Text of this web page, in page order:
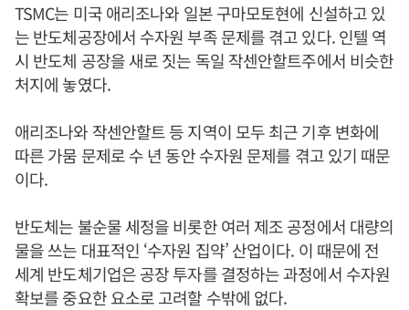
TSMC는 미국 애리조나와 일본 구마모토현에 신설하고 있
는 반도체공장에서 수자원 부족 문제를 겪고 있다. 인텔 역
시 반도체 공장을 새로 짓는 독일 작센안할트주에서 비슷한
처지에 놓였다.
애리조나와 작센안할트 등 지역이 모두 최근 기후 변화에
따른 가뭄 문제로 수 년 동안 수자원 문제를 겪고 있기 때문
이다.
반도체는 불순물 세정을 비롯한 여러 제조 공정에서 대량의
물을 쓰는 대표적인 ‘수자원 집약’ 산업이다. 이 때문에 전
세계 반도체기업은 공장 투자를 결정하는 과정에서 수자원
확보를 중요한 요소로 고려할 수밖에 없다.